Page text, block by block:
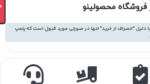
محصولینو
دلیل "انصراف از خرید" تنها در صورتی مورد قبول است که پلمپ